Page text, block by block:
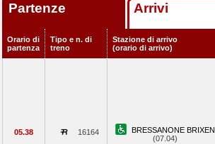
Partenze Arrivi
Orario di
partenza
Tipo e n. di
treno
Stazione di arrivo
(orario di arrivo)
05.38 16164
BRESSANONE BRIXEN
(07.04)